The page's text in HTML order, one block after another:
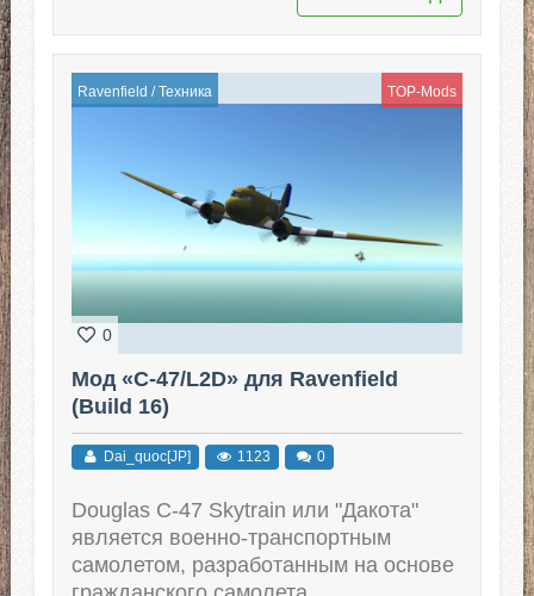
Ravenfield /Техника TOP-Mods
0
Мод «C-47/L2D» для Ravenfield
(Build 16)
Dai_quoc[JP] 1123 0
Douglas C-47 Skytrain или "Дакота"
является военно-транспортным
самолетом, разработанным на основе